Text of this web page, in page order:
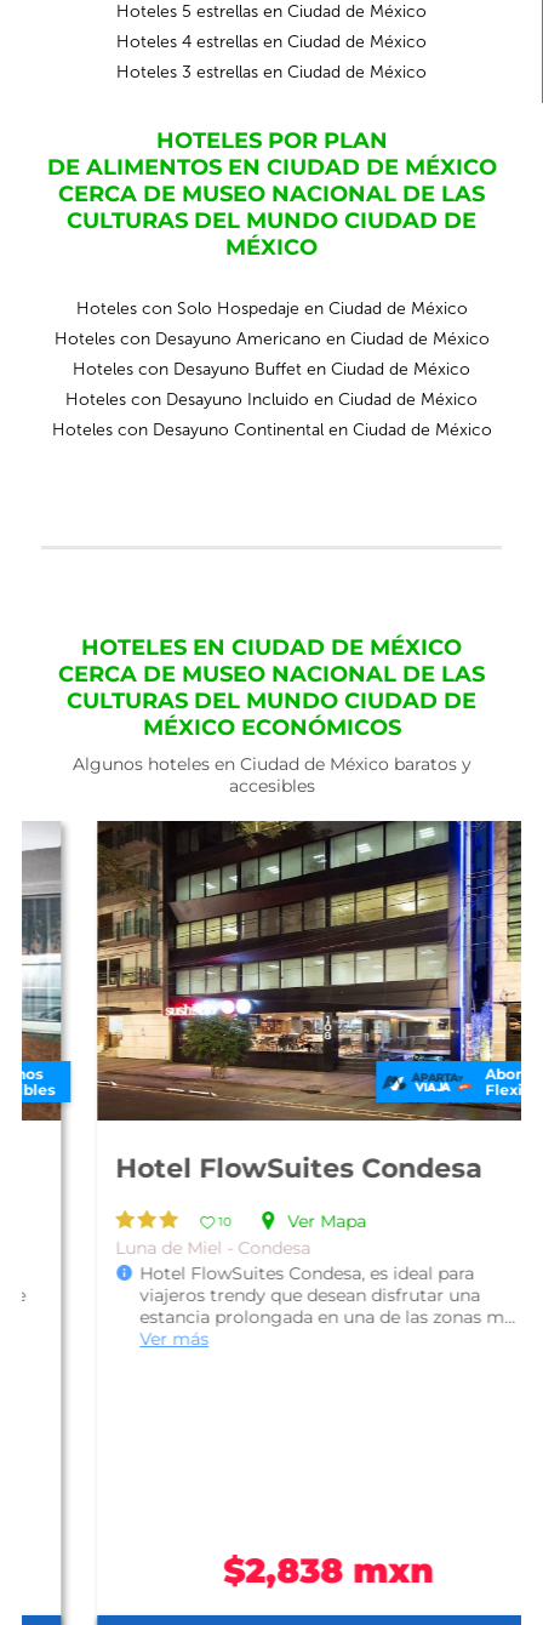
Hoteles 5 estrellas en Ciudad de México
Hoteles 4 estrellas en Ciudad de México
Hoteles 3 estrellas en Ciudad de México
HOTELES POR PLAN
DE ALIMENTOS EN CIUDAD DE MÉXICO
CERCA DE MUSEO NACIONAL DE LAS
CULTURAS DEL MUNDO CIUDAD DE
MÉXICO
Hoteles con Solo Hospedaje en Ciudad de México
Hoteles con Desayuno Americano en Ciudad de México
Hoteles con Desayuno Buffet en Ciudad de México
Hoteles con Desayuno Incluido en Ciudad de México
Hoteles con Desayuno Continental en Ciudad de México
HOTELES EN CIUDAD DE MÉXICO
CERCA DE MUSEO NACIONAL DE LAS
CULTURAS DEL MUNDO CIUDAD DE
MÉXICO ECONÓMICOS
Algunos hoteles en Ciudad de México baratos y
accesibles
Abonos
Flexibles
Hotel FlowSuites Condesa
10
Ver Mapa
Luna de Miel - Condesa
Hotel FlowSuites Condesa, es ideal para
viajeros trendy que desean disfrutar una
estancia prolongada en una de las zonas m...
Ver más
$2,838 mxn